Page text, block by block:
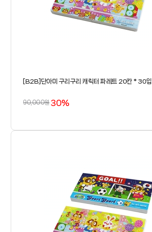
[B2B]단아미 구리구리 캐릭터 파레트 20칸 * 30입
90,000원30%